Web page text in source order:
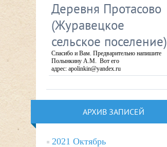
Деревня Протасово
(Журавецкое
сельское поселение)
Спасибо и Вам. Предварительно напишите
Полынкину А.М. Вот его
адрес: apolinkin@yandex.ru
АРХИВ ЗАПИСЕЙ
2021 Октябрь